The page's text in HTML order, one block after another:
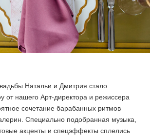
Натальи и Дмитрия стало
от нашего Арт-директора и режиссера
сочетание барабанных ритмов
Специально подобранная музыка,
акценты и спецэффекты сплелись